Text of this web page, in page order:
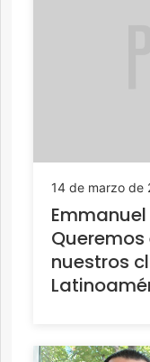
14 de marzo de
nuestros